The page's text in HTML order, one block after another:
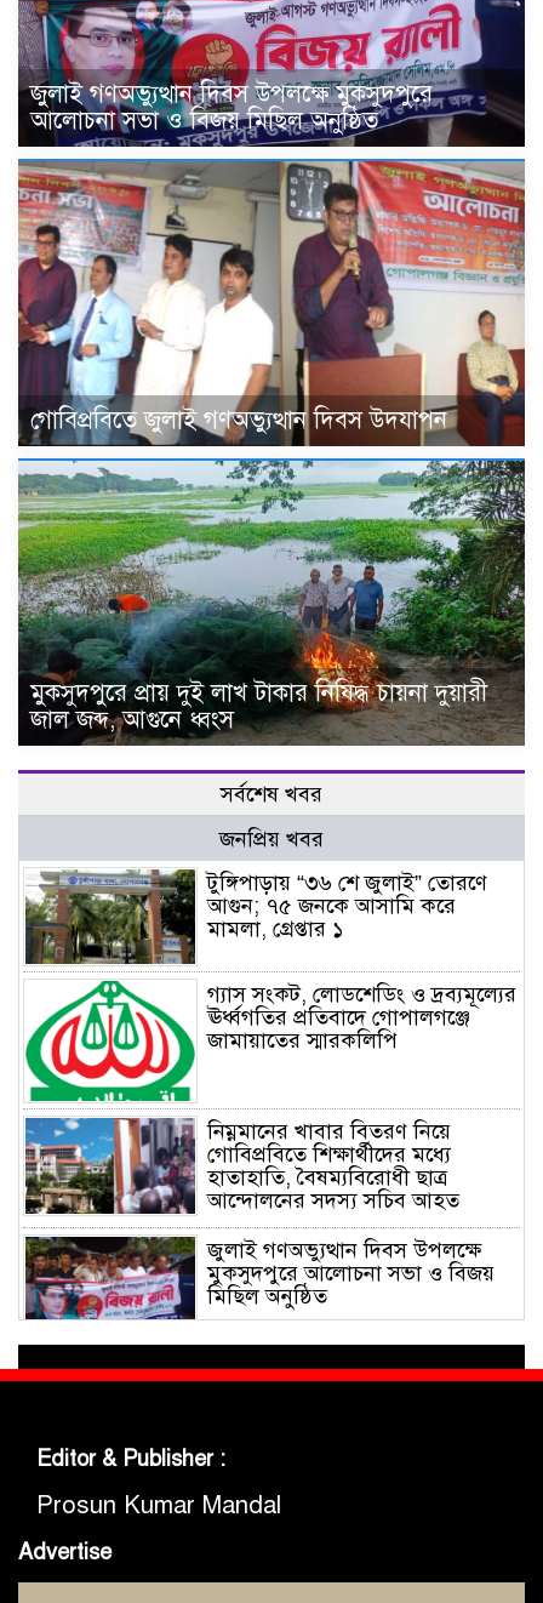
জুলাই গণঅভ্যুত্থান দিবস উপলক্ষে মুকসুদপুরে
আলোচনা সভা ও বিজয় মিছিল অনুষ্ঠিত
গোবিপ্রবিতে জুলাই গণঅভ্যুত্থান দিবস উদযাপন
মুকসুদপুরে প্রায় দুই লাখ টাকার নিষিদ্ধ চায়না দুয়ারী
জাল জব্দ, আগুনে ধ্বংস
সর্বশেষ খবর
জনপ্রিয় খবর
টুঙ্গিপাড়ায় “৩৬ শে জুলাই” তোরণে
আগুন; ৭৫ জনকে আসামি করে
মামলা, গ্রেপ্তার ১
গ্যাস সংকট, লোডশেডিং ও দ্রব্যমূল্যের
ঊর্ধ্বগতির প্রতিবাদে গোপালগঞ্জে
জামায়াতের স্মারকলিপি
নিম্নমানের খাবার বিতরণ নিয়ে
গোবিপ্রবিতে শিক্ষার্থীদের মধ্যে
হাতাহাতি, বৈষম্যবিরোধী ছাত্র
আন্দোলনের সদস্য সচিব আহত
জুলাই গণঅভ্যুত্থান দিবস উপলক্ষে
মুকসুদপুরে আলোচনা সভা ও বিজয়
মিছিল অনুষ্ঠিত
গোবিপ্রবিতে জুলাই গণঅভ্যুত্থান দিবস
উদযাপন
মুকসুদপুরে প্রায় দুই লাখ টাকার
নিষিদ্ধ চায়না দুয়ারী জাল জব্দ, আগুনে
ধ্বংস
মুকসুদপুরে ‘রক্তাক্ত জুলাই’ শীর্ষক
Editor & Publisher :
Prosun Kumar Mandal
Advertise